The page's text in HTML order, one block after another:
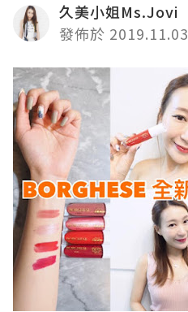
久美小姐Ms.Jovi
發佈於 2019.11.03